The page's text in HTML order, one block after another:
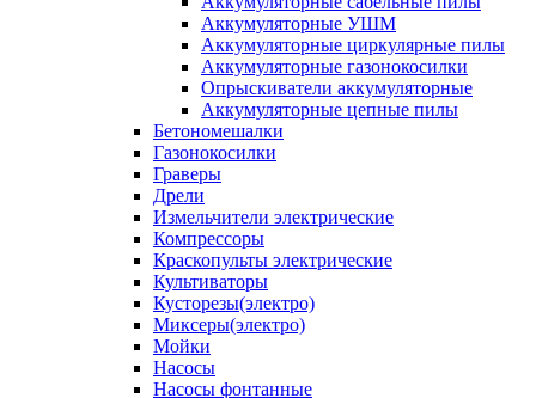
Аккумуляторные УШМ
Аккумуляторные циркулярные пилы
Аккумуляторные газонокосилки
Опрыскиватели аккумуляторные
Аккумуляторные цепные пилы
Бетономешалки
Газонокосилки
Граверы
Дрели
Измельчители электрические
Компрессоры
Краскопульты электрические
Культиваторы
Кусторезы(электро)
Миксеры(электро)
Мойки
Насосы
Насосы фонтанные